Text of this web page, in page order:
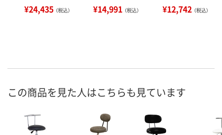
¥24,435 （税込） ¥14,991 （税込） ¥12,742 （税込）
この商品を見た人はこちらも見ています